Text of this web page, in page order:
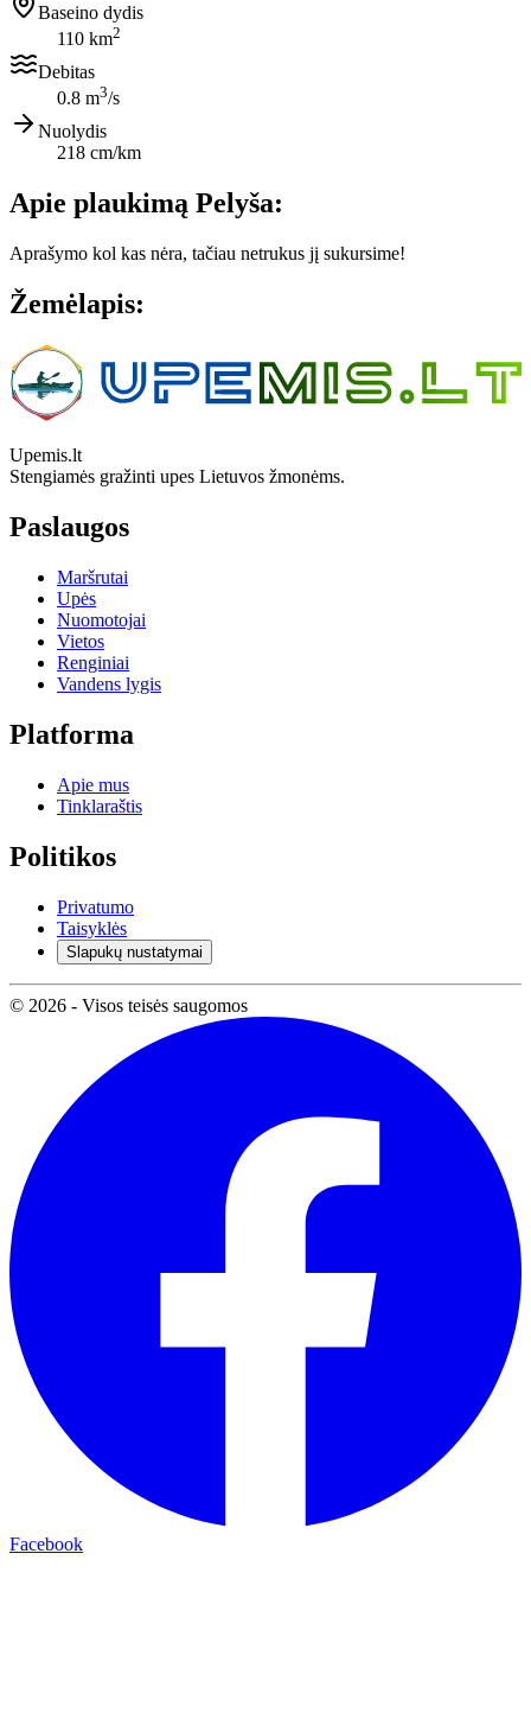
Baseino dydis
110 km2
Debitas
0.8 m3/s
Nuolydis
218 cm/km
Apie plaukimą Pelyša:
Aprašymo kol kas nėra, tačiau netrukus jį sukursime!
Žemėlapis:
+
−
Upemis.lt
Stengiamės gražinti upes Lietuvos žmonėms.
Paslaugos
Maršrutai
Upės
Nuomotojai
Vietos
Renginiai
Vandens lygis
Platforma
Apie mus
Tinklaraštis
Politikos
Privatumo
Taisyklės
Slapukų nustatymai
© 2026 - Visos teisės saugomos
Facebook